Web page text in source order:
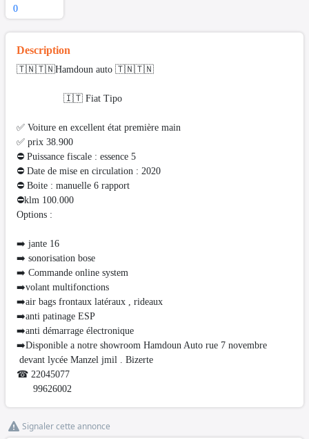
0
Description
🇹🇳🇹🇳Hamdoun auto 🇹🇳🇹🇳
🇮🇹 Fiat Tipo
✅ Voiture en excellent état première main
✅ prix 38.900
⛔ Puissance fiscale : essence 5
⛔ Date de mise en circulation : 2020
⛔ Boite : manuelle 6 rapport
⛔️klm 100.000
Options :
➡️ jante 16
➡️ sonorisation bose
➡️ Commande online system
➡️volant multifonctions
➡️air bags frontaux latéraux , rideaux
➡️anti patinage ESP
➡️anti démarrage électronique
➡️Disponible a notre showroom Hamdoun Auto rue 7 novembre
devant lycée Manzel jmil . Bizerte
☎ 22045077
99626002
Signaler cette annonce